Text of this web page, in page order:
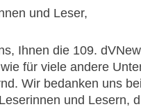
und Leser,
Ihnen die 109.
für viele andere
Wir bedanken uns
und Lesern,